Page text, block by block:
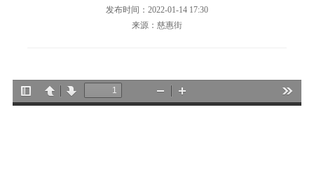
发布时间：2022-01-14 17:30
来源：慈惠街